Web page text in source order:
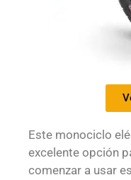
Este monociclo
excelente opción
comenzar a usar